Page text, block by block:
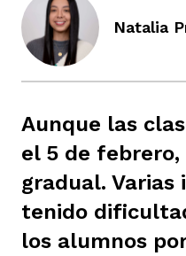
Natalia
Aunque las
el 5 de febrero,
gradual.
tenido
los alumnos
de Atrato
de estilo
equipo
periodistas locales
nuestro contenido